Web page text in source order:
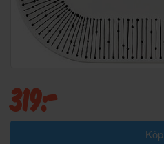
319:-
Köp